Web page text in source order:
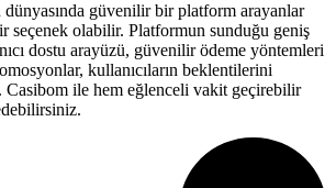
güvenilir bir platform arayanlar
seçenek olabilir. Platformun sunduğu geniş
dostu arayüzü, güvenilir ödeme yöntemleri
kullanıcıların beklentilerini
Casibom ile hem eğlenceli vakit geçirebilir